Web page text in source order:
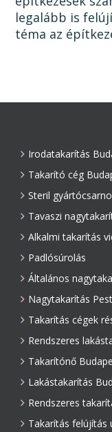
legalább is
téma az
Irodatakarítás
Takarító cég
Steril
Tavaszi
Alkalmi takarítás
Padlósúrolás
Általános
Nagytakarítás
Takarítás cégek
Rendszeres
Takarítónő
Lakástakarítás
Rendszeres
Takarítás felújítás